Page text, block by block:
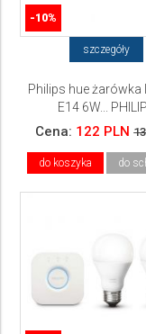
-10%
szczegóły
Philips hue żarówka
E14 6W...
Cena: 122 PLN
do koszyka do